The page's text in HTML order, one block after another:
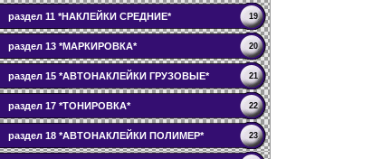
раздел 11 *НАКЛЕЙКИ СРЕДНИЕ* 19
раздел 13 *МАРКИРОВКА* 20
раздел 15 *АВТОНАКЛЕЙКИ ГРУЗОВЫЕ* 21
раздел 17 *ТОНИРОВКА* 22
раздел 18 *АВТОНАКЛЕЙКИ ПОЛИМЕР* 23